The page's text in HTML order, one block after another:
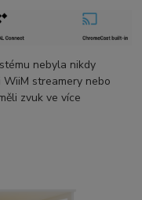
nebyla nikdy
streamery nebo
zvuk ve více